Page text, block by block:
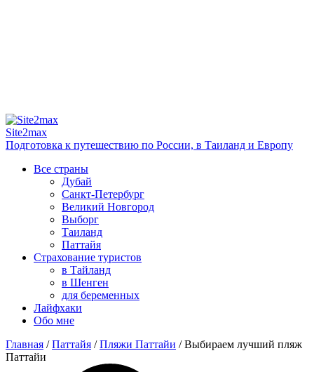
Site2max
Подготовка к путешествию по России, в Таиланд и Европу
Все страны
Дубай
Санкт-Петербург
Великий Новгород
Выборг
Таиланд
Паттайя
Страхование туристов
в Тайланд
в Шенген
для беременных
Лайфхаки
Обо мне
Главная / Паттайя / Пляжи Паттайи / Выбираем лучший пляж
Паттайи